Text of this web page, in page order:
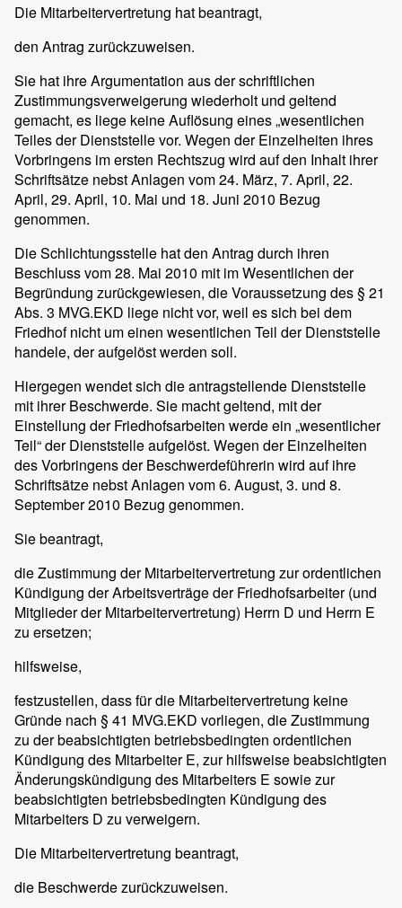
Die Mitarbeitervertretung hat beantragt,
den Antrag zurückzuweisen.
Sie hat ihre Argumentation aus der schriftlichen
Zustimmungsverweigerung wiederholt und geltend
gemacht, es liege keine Auflösung eines „wesentlichen
Teiles der Dienststelle vor. Wegen der Einzelheiten ihres
Vorbringens im ersten Rechtszug wird auf den Inhalt ihrer
Schriftsätze nebst Anlagen vom 24. März, 7. April, 22.
April, 29. April, 10. Mai und 18. Juni 2010 Bezug
genommen.
Die Schlichtungsstelle hat den Antrag durch ihren
Beschluss vom 28. Mai 2010 mit im Wesentlichen der
Begründung zurückgewiesen, die Voraussetzung des § 21
Abs. 3 MVG.EKD liege nicht vor, weil es sich bei dem
Friedhof nicht um einen wesentlichen Teil der Dienststelle
handele, der aufgelöst werden soll.
Hiergegen wendet sich die antragstellende Dienststelle
mit ihrer Beschwerde. Sie macht geltend, mit der
Einstellung der Friedhofsarbeiten werde ein „wesentlicher
Teil“ der Dienststelle aufgelöst. Wegen der Einzelheiten
des Vorbringens der Beschwerdeführerin wird auf ihre
Schriftsätze nebst Anlagen vom 6. August, 3. und 8.
September 2010 Bezug genommen.
Sie beantragt,
die Zustimmung der Mitarbeitervertretung zur ordentlichen
Kündigung der Arbeitsverträge der Friedhofsarbeiter (und
Mitglieder der Mitarbeitervertretung) Herrn D und Herrn E
zu ersetzen;
hilfsweise,
festzustellen, dass für die Mitarbeitervertretung keine
Gründe nach § 41 MVG.EKD vorliegen, die Zustimmung
zu der beabsichtigten betriebsbedingten ordentlichen
Kündigung des Mitarbeiter E, zur hilfsweise beabsichtigten
Änderungskündigung des Mitarbeiters E sowie zur
beabsichtigten betriebsbedingten Kündigung des
Mitarbeiters D zu verweigern.
Die Mitarbeitervertretung beantragt,
die Beschwerde zurückzuweisen.